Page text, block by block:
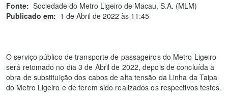
Fonte: Sociedade do Metro Ligeiro de Macau, S.A. (MLM)
Publicado em: 1 de Abril de 2022 às 11:45
O serviço público de transporte de passageiros do Metro Ligeiro
será retomado no dia 3 de Abril de 2022, depois de concluída a
obra de substituição dos cabos de alta tensão da Linha da Taipa
do Metro Ligeiro e de terem sido realizados os respectivos testes.